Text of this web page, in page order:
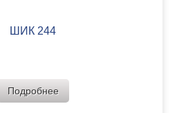
ШИК 244
Подробнее